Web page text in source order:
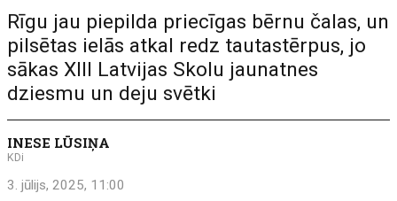
Rīgu jau piepilda priecīgas bērnu čalas, un
pilsētas ielās atkal redz tautastērpus, jo
sākas XIII Latvijas Skolu jaunatnes
dziesmu un deju svētki
INESE LŪSIŅA
KDi
3. jūlijs, 2025, 11:00